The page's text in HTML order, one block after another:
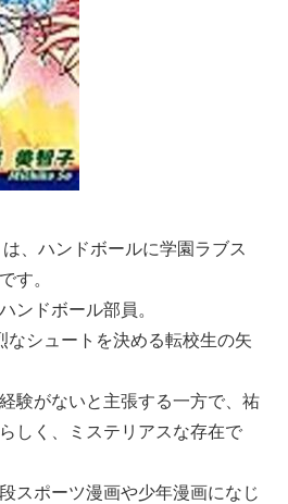
は、ハンドボールに学園ラブス
す。
ンドボール部員。
なシュートを決める転校生の矢
験がないと主張する一方で、祐
しく、ミステリアスな存在で
スポーツ漫画や少年漫画になじ